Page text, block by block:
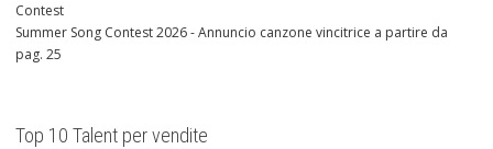
Contest
Summer Song Contest 2026 - Annuncio canzone vincitrice a partire da
pag. 25
Top 10 Talent per vendite